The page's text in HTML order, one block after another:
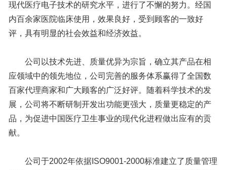
现代医疗电子技术的研究水平，进行了不懈的努力。经国
内百余家医院临床使用，效果良好，受到顾客的一致好
评，具有明显的社会效益和经济效益。
公司以技术先进、质量优异为宗旨，确立其产品在相
应领域中的领先地位，公司完善的服务体系赢得了全国数
百家代理商家和广大顾客的广泛好评。随着科学技术的发
展，公司将不断研制开发出功能更强大，质量更稳定的产
品，为促进中国医疗卫生事业的现代化进程做出应有的贡
献。
公司于2002年依据ISO9001-2000标准建立了质量管理